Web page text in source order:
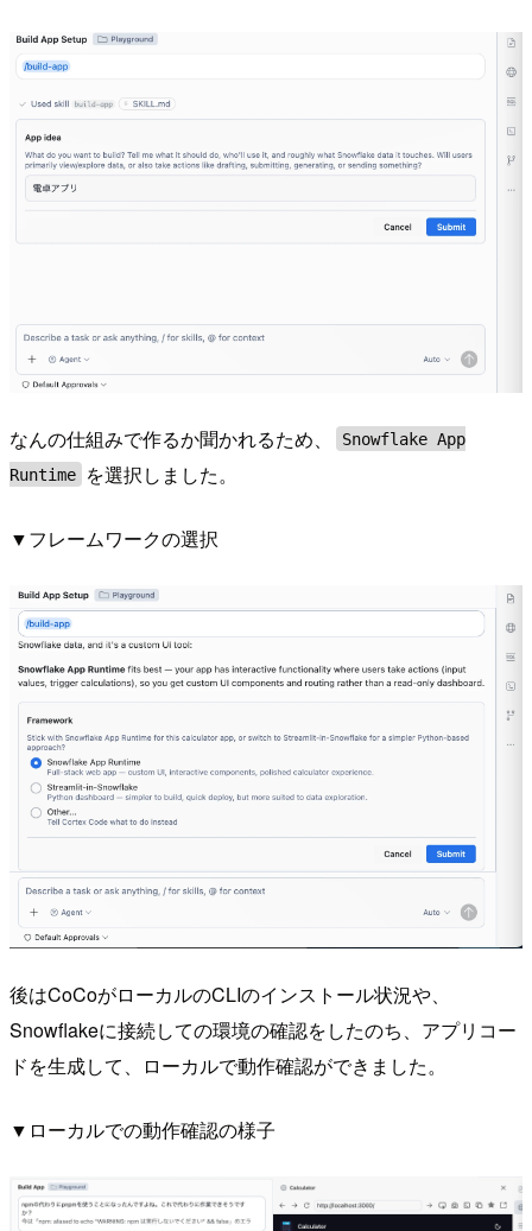
なんの仕組みで作るか聞かれるため、
Snowflake App
Runtime
を選択しました。
▼フレームワークの選択
後はCoCoがローカルのCLIのインストール状況や、
Snowflakeに接続しての環境の確認をしたのち、アプリコー
ドを生成して、ローカルで動作確認ができました。
▼ローカルでの動作確認の様子